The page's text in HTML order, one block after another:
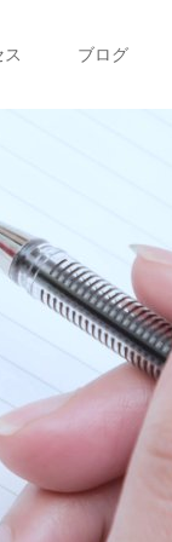
ス ブログ